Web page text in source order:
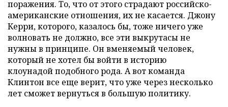
поражения. То, что от этого страдают российско-
американские отношения, их не касается. Джону
Керри, которого, казалось бы, тоже ничего уже
волновать не должно, все эти выкрутасы не
нужны в принципе. Он вменяемый человек,
который не хотел бы войти в историю
клоунадой подобного рода. А вот команда
Клинтон все еще верит, что уже через несколько
лет сможет вернуться в большую политику.